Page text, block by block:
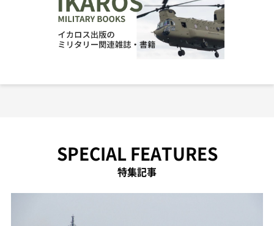
SPECIAL FEATURES
特集記事